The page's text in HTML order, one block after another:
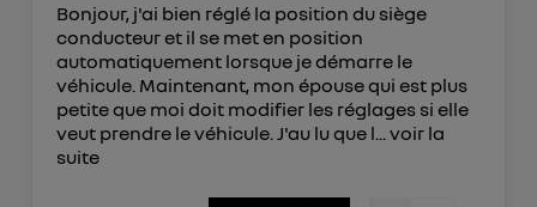
Bonjour, j'ai bien réglé la position du siège
conducteur et il se met en position
automatiquement lorsque je démarre le
véhicule. Maintenant, mon épouse qui est plus
petite que moi doit modifier les réglages si elle
veut prendre le véhicule. J'au lu que l...voir la
suite